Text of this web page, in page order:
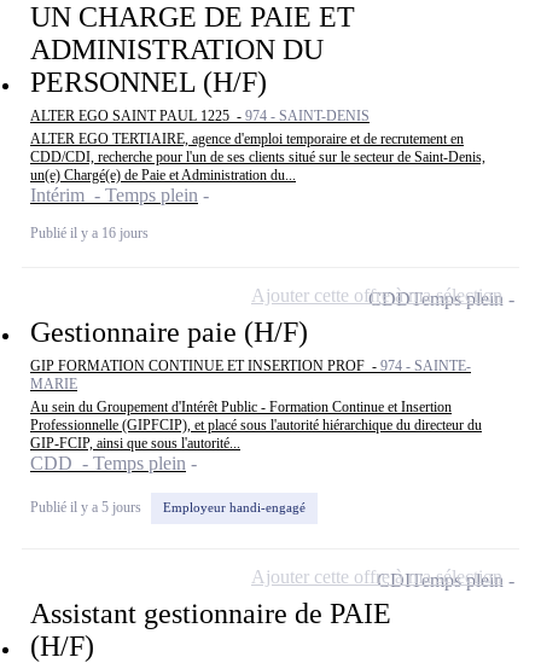
UN CHARGE DE PAIE ET
ADMINISTRATION DU
PERSONNEL (H/F)
ALTER EGO SAINT PAUL 1225 - 974 - SAINT-DENIS
ALTER EGO TERTIAIRE, agence d'emploi temporaire et de recrutement en
CDD/CDI, recherche pour l'un de ses clients situé sur le secteur de Saint-Denis,
un(e) Chargé(e) de Paie et Administration du...
Intérim - Temps plein
Publié il y a 16 jours
Gestionnaire paie (H/F)
GIP FORMATION CONTINUE ET INSERTION PROF - 974 - SAINTE-
MARIE
Au sein du Groupement d'Intérêt Public - Formation Continue et Insertion
Professionnelle (GIPFCIP), et placé sous l'autorité hiérarchique du directeur du
GIP-FCIP, ainsi que sous l'autorité...
CDD - Temps plein
Publié il y a 5 jours Employeur handi-engagé
CDDTemps plein
Ajouter cette offre à ma sélection
Assistant gestionnaire de PAIE
(H/F)
CDITemps plein
Ajouter cette offre à ma sélection